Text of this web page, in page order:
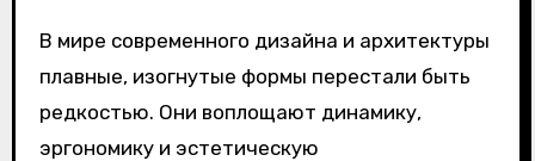
В мире современного дизайна и архитектуры
плавные, изогнутые формы перестали быть
редкостью. Они воплощают динамику,
эргономику и эстетическую